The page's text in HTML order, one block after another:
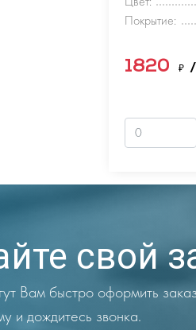
Покрытие:
1820₽/
свой
Вам быстро оформить
и дождитесь звонка.